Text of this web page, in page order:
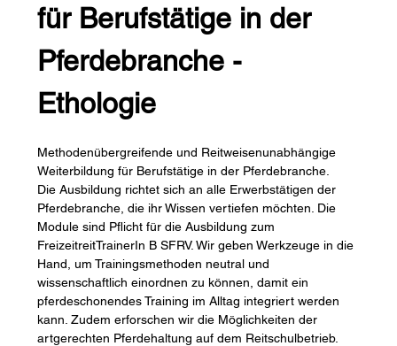
für Berufstätige in der
Pferdebranche -
Ethologie
Methodenübergreifende und Reitweisenunabhängige
Weiterbildung für Berufstätige in der Pferdebranche.
Die Ausbildung richtet sich an alle Erwerbstätigen der
Pferdebranche, die ihr Wissen vertiefen möchten. Die
Module sind Pflicht für die Ausbildung zum
FreizeitreitTrainerIn B SFRV. Wir geben Werkzeuge in die
Hand, um Trainingsmethoden neutral und
wissenschaftlich einordnen zu können, damit ein
pferdeschonendes Training im Alltag integriert werden
kann. Zudem erforschen wir die Möglichkeiten der
artgerechten Pferdehaltung auf dem Reitschulbetrieb.